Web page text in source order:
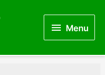
MenuMenu